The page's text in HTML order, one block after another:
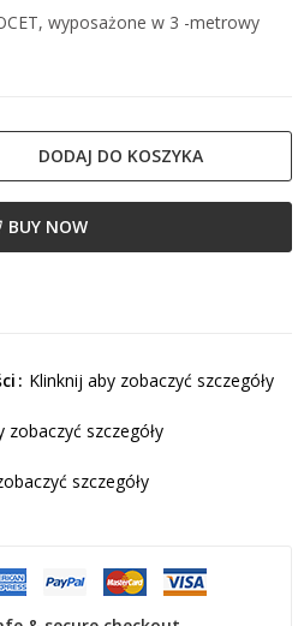
wyposażone w 3 -metrowy
DODAJ DO KOSZYKA
BUY NOW
Klinknij aby zobaczyć szczegóły
zobaczyć szczegóły
szczegóły